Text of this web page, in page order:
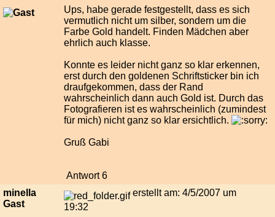
Ups, habe gerade festgestellt, dass es sich
vermutlich nicht um silber, sondern um die
Farbe Gold handelt. Finden Mädchen aber
ehrlich auch klasse.
Konnte es leider nicht ganz so klar erkennen,
erst durch den goldenen Schriftsticker bin ich
draufgekommen, dass der Rand
wahrscheinlich dann auch Gold ist. Durch das
Fotografieren ist es wahrscheinlich (zumindest
für mich) nicht ganz so klar ersichtlich.
Gruß Gabi
Antwort 6
minella
Gast
erstellt am: 4/5/2007 um
19:32